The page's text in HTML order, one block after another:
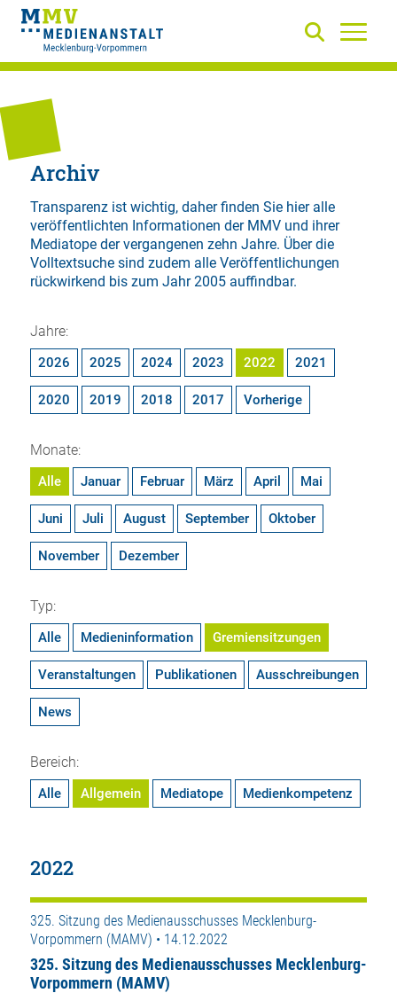
Archiv
Transparenz ist wichtig, daher finden Sie hier alle
veröffentlichten Informationen der MMV und ihrer
Mediatope der vergangenen zehn Jahre. Über die
Volltextsuchesind zudem alle Veröffentlichungen
rückwirkend bis zum Jahr 2005 auffindbar.
Jahre:
2026 2025 2024 2023 2022 2021
2020 2019 2018 2017 Vorherige
Monate:
Alle Januar Februar März April Mai
Juni Juli August September Oktober
November Dezember
Typ:
Alle Medieninformation Gremiensitzungen
Veranstaltungen Publikationen Ausschreibungen
News
Bereich:
Alle Allgemein Mediatope Medienkompetenz
2022
325. Sitzung des Medienausschusses Mecklenburg-
Vorpommern (MAMV) • 14.12.2022
325. Sitzung des Medienausschusses Mecklenburg-
Vorpommern (MAMV)